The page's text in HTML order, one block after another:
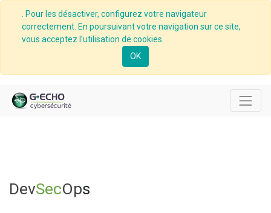
. Pour les désactiver, configurez votre navigateur
correctement. En poursuivant votre navigation sur ce site,
vous acceptez l’utilisation de cookies.
OK
DevSecOps